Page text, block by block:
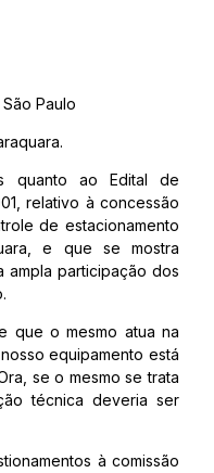
Paulo
quanto ao Edital de
relativo à concessão
de estacionamento
e que se mostra
ampla participação dos
que o mesmo atua na
equipamento está
se o mesmo se trata
técnica deveria ser
à comissão